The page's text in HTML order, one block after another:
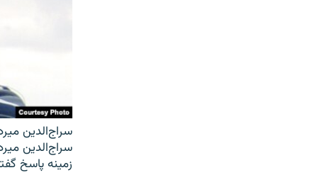
سراج‌الدین
سراج‌الدین
زمینه پاسخ